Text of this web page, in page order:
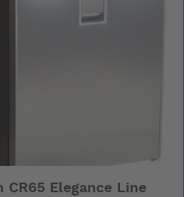
CR65 Elegance Line